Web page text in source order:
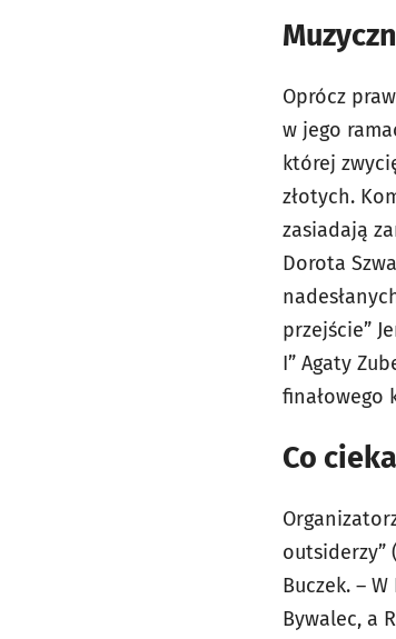
Oprócz
w jego
której
złotych.
zasiadają
Dorota
przejście”
I” Agaty
finałowego
Co
outsiderzy”
Buczek. –
Bywalec, a